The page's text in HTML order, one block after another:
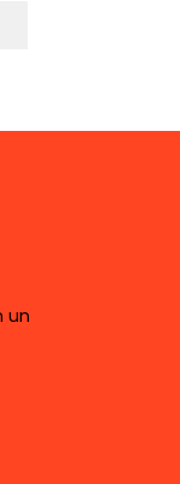
un